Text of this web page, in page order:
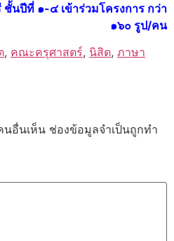
นปีที่ ๑-๔ เข้าร่วมโครงการ กว่า
๑๖๐ รูป/คน
, คณะครุศาสตร์, นิสิต, ภาษา
นอื่นเห็น ช่องข้อมูลจำเป็นถูกทำ